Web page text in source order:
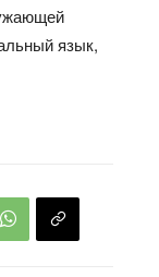
язык,